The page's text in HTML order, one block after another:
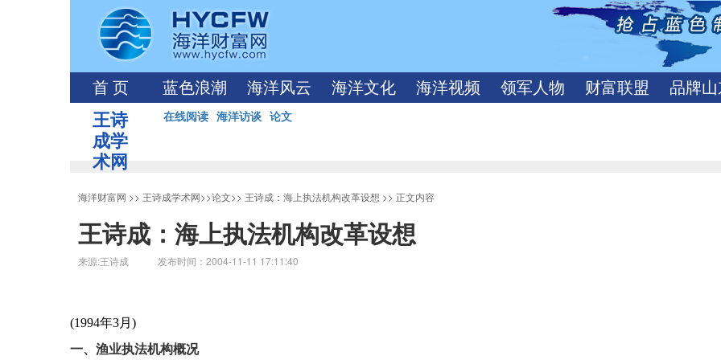
首 页 蓝色浪潮 海洋风云 海洋文化 海洋视频 领军人物 财富联盟 品牌
王诗
成学
术网
在线阅读 海洋访谈 论文
海洋财富网 >> 王诗成学术网>>论文>> 王诗成：海上执法机构改革设想 >> 正文内容
王诗成：海上执法机构改革设想
来源:王诗成 发布时间：2004-11-11 17:11:40
(1994年3月 )
一、渔业执法机构概况